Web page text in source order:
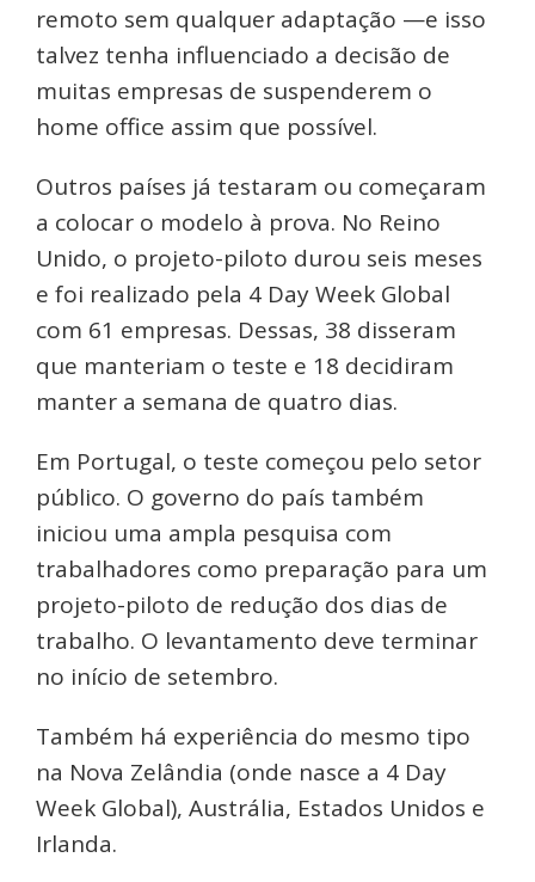
remoto sem qualquer adaptação —e isso
talvez tenha influenciado a decisão de
muitas empresas de suspenderem o
home office assim que possível.
Outros países já testaram ou começaram
a colocar o modelo à prova. No Reino
Unido, o projeto-piloto durou seis meses
e foi realizado pela 4 Day Week Global
com 61 empresas. Dessas, 38 disseram
que manteriam o teste e 18 decidiram
manter a semana de quatro dias.
Em Portugal, o teste começou pelo setor
público. O governo do país também
iniciou uma ampla pesquisa com
trabalhadores como preparação para um
projeto-piloto de redução dos dias de
trabalho. O levantamento deve terminar
no início de setembro.
Também há experiência do mesmo tipo
na Nova Zelândia (onde nasce a 4 Day
Week Global), Austrália, Estados Unidos e
Irlanda.